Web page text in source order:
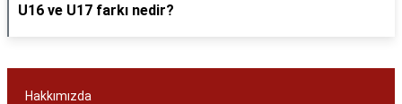
U16 ve U17 farkı nedir?
Hakkımızda